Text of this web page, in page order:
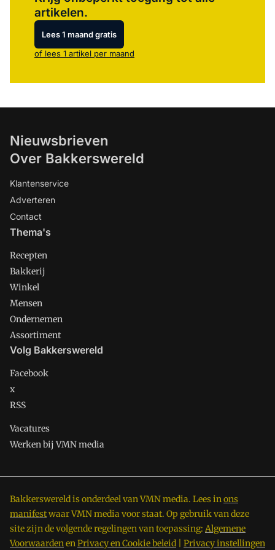
artikelen.
Lees 1 maand gratis
of lees 1 artikel per maand
Nieuwsbrieven
Over Bakkerswereld
Klantenservice
Adverteren
Contact
Thema's
Recepten
Bakkerij
Winkel
Mensen
Ondernemen
Assortiment
Volg Bakkerswereld
Facebook
x
RSS
Vacatures
Werken bij VMN media
Bakkerswereld is onderdeel van VMN media. Lees inons
manifestwaar VMN media voor staat. Op gebruik van deze
site zijn de volgende regelingen van toepassing: Algemene
VoorwaardenenPrivacy en Cookie beleid Privacy instellingen